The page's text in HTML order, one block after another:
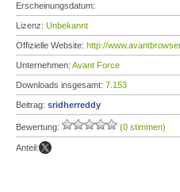
Erscheinungsdatum:
Lizenz: Unbekannt
Offizielle Website: http://
Unternehmen: Avant Force
Downloads insgesamt: 7.153
Beitrag: sridherreddy
Bewertung: (0 stimmen)
Anteil: